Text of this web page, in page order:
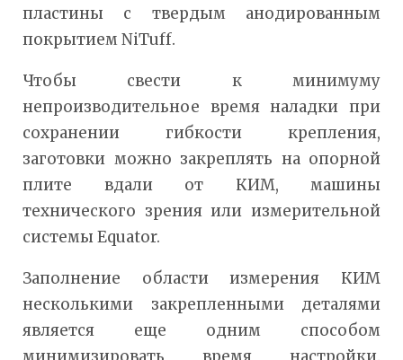
пластины с твердым анодированным
покрытием NiTuff.
Чтобы свести к минимуму
непроизводительное время наладки при
сохранении гибкости крепления,
заготовки можно закреплять на опорной
плите вдали от КИМ, машины
технического зрения или измерительной
системы Equator.
Заполнение области измерения КИМ
несколькими закрепленными деталями
является еще одним способом